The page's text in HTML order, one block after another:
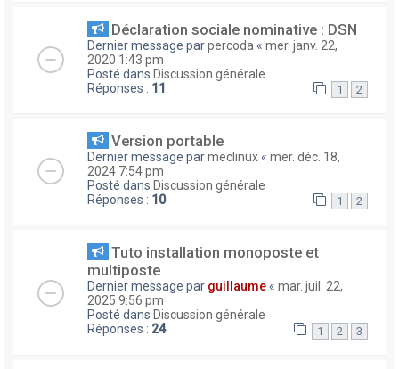
Déclaration sociale nominative : DSN
Dernier message parpercoda « mer. janv. 22,
2020 1:43 pm
Posté dans Discussion générale
Réponses : 11 1 2
Version portable
Dernier message parmeclinux « mer. déc. 18,
2024 7:54 pm
Posté dans Discussion générale
Réponses : 10 1 2
Tuto installation monoposte et
multiposte
Dernier message par guillaume « mar. juil. 22,
2025 9:56 pm
Posté dans Discussion générale
Réponses : 24 1 2 3